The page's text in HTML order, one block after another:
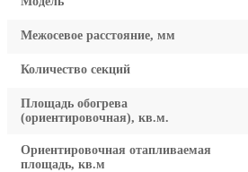
Межосевое расстояние, мм
Количество секций
Площадь обогрева
(ориентировочная), кв.м.
Ориентировочная отапливаемая
площадь, кв.м